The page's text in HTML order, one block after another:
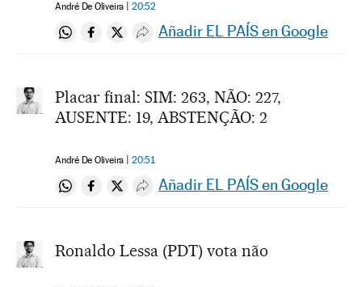
André De Oliveira 20:52
Compartir en Whatsapp
Compartir en Facebook
Compartir en Twitter
Desplegar Redes Sociales
Añadir EL PAÍS en Google
Placar final: SIM: 263, NÃO: 227,
AUSENTE: 19, ABSTENÇÃO: 2
André De Oliveira 20:51
Compartir en Whatsapp
Compartir en Facebook
Compartir en Twitter
Desplegar Redes Sociales
Añadir EL PAÍS en Google
Ronaldo Lessa (PDT) vota não